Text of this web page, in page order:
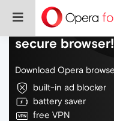
Do more on the
secure browser!
Download Opera
built-in ad blocker
battery saver
free VPN